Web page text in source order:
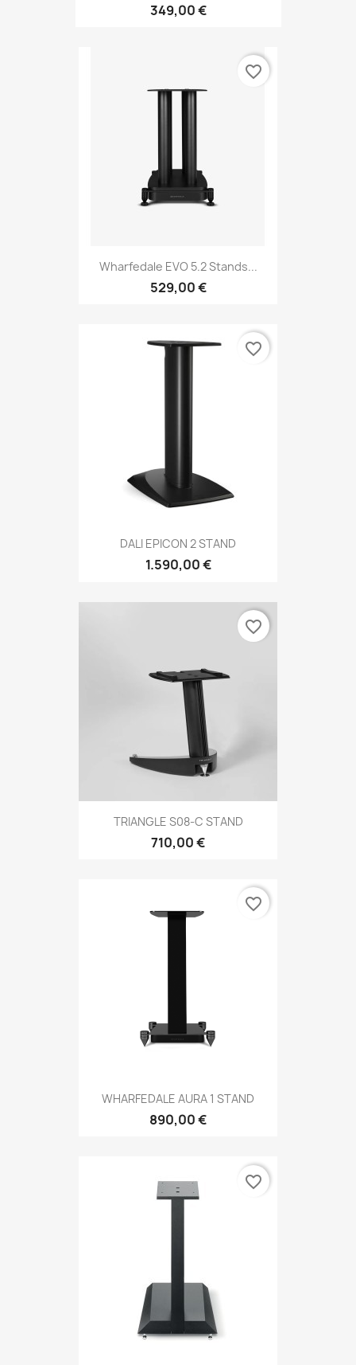
349,00 €
Wharfedale EVO 5.2 Stands...
529,00 €
favorite_border
DALI EPICON 2 STAND
1.590,00 €
favorite_border
TRIANGLE S08-C STAND
710,00 €
favorite_border
WHARFEDALE AURA 1 STAND
890,00 €
favorite_border
favorite_border